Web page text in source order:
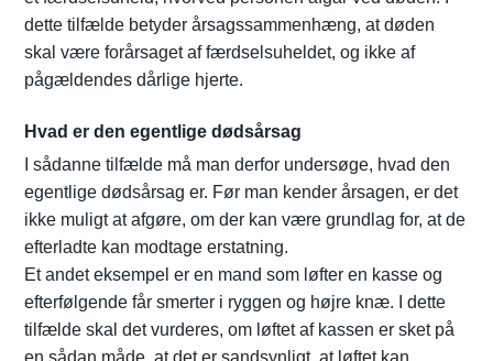
dette tilfælde betyder årsagssammenhæng, at døden
skal være forårsaget af færdselsuheldet, og ikke af
pågældendes dårlige hjerte.
Hvad er den egentlige dødsårsag
I sådanne tilfælde må man derfor undersøge, hvad den
egentlige dødsårsag er. Før man kender årsagen, er det
ikke muligt at afgøre, om der kan være grundlag for, at de
efterladte kan modtage erstatning.
Et andet eksempel er en mand som løfter en kasse og
efterfølgende får smerter i ryggen og højre knæ. I dette
tilfælde skal det vurderes, om løftet af kassen er sket på